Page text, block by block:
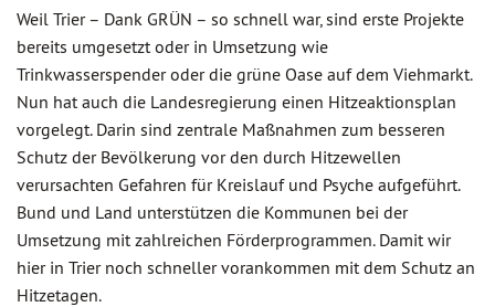
Weil Trier – Dank GRÜN – so schnell war, sind erste Projekte
bereits umgesetzt oder in Umsetzung wie
Trinkwasserspender oder die grüne Oase auf dem Viehmarkt.
Nun hat auch die Landesregierung einen Hitzeaktionsplan
vorgelegt. Darin sind zentrale Maßnahmen zum besseren
Schutz der Bevölkerung vor den durch Hitzewellen
verursachten Gefahren für Kreislauf und Psyche aufgeführt.
Bund und Land unterstützen die Kommunen bei der
Umsetzung mit zahlreichen Förderprogrammen. Damit wir
hier in Trier noch schneller vorankommen mit dem Schutz an
Hitzetagen.